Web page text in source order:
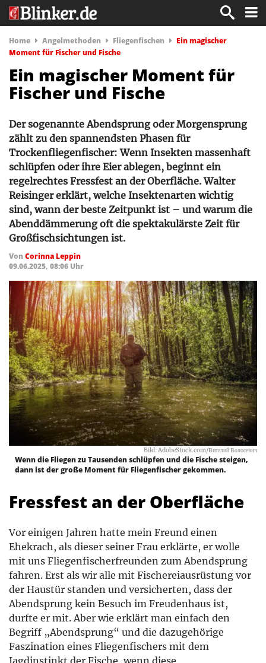
Home Angelmethoden Fliegenfischen
Ein magischer
Moment für Fischer und Fische
Ein magischer Moment für
Fischer und Fische
Der sogenannte Abendsprung oder Morgensprung
zählt zu den spannendsten Phasen für
Trockenfliegenfischer: Wenn Insekten massenhaft
schlüpfen oder ihre Eier ablegen, beginnt ein
regelrechtes Fressfest an der Oberfläche. Walter
Reisinger erklärt, welche Insektenarten wichtig
sind, wann der beste Zeitpunkt ist – und warum die
Abenddämmerung oft die spektakulärste Zeit für
Großfischsichtungen ist.
VonCorinna Leppin
09.06.2025, 08:06 Uhr
Bild: AdobeStock.com/Виталий Волосевич
Wenn die Fliegen zu Tausenden schlüpfen und die Fische steigen,
dann ist der große Moment für Fliegenfischer gekommen.
Fressfest an der Oberfläche
Vor einigen Jahren hatte mein Freund einen
Ehekrach, als dieser seiner Frau erklärte, er wolle
mit uns Fliegenfischerfreunden zum Abendsprung
fahren. Erst als wir alle mit Fischereiausrüstung vor
der Haustür standen und versicherten, dass der
Abendsprung kein Besuch im Freudenhaus ist,
durfte er mit. Aber wie erklärt man einfach den
Begriff „Abendsprung“ und die dazugehörige
Faszination eines Fliegenfischers mit dem
Jagdinstinkt der Fische, wenn diese